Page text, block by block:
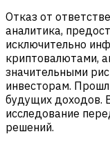
Отказ от
аналитика,
исключительно
криптовалютами,
значительными
инвесторам.
будущих доходов.
исследование
решений.